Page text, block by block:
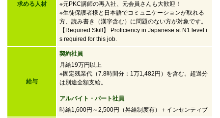
求める人材
※元PKC講師の再入社、元会員さんも大歓迎！
※生徒保護者様と日本語でコミュニケーションが取れる
方、読み書き（漢字含む）に問題のない方が対象です。
【Required Skill】 Proficiency in Japanese at N1 level i
s required for this job.
給与
契約社員
月給19万円以上
※固定残業代（7.8時間分：1万1,482円）を含む。超過分
は別途全額支給。
アルバイト・パート社員
時給1,600円～2,500円
（昇給制度有）＋インセンティブ